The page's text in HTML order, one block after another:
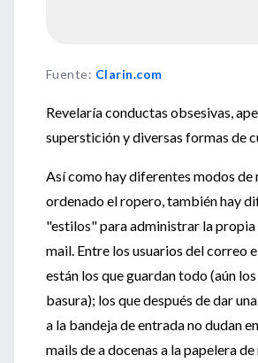
Fuente: Clarin.com
Revelaría conductas obsesivas,
superstición y diversas formas de
Así como hay diferentes modos de
ordenado el ropero, también hay
"estilos" para administrar la propia
mail. Entre los usuarios del correo
están los que guardan todo (aún
basura); los que después de dar
a la bandeja de entrada no dudan
mails de a docenas a la papelera